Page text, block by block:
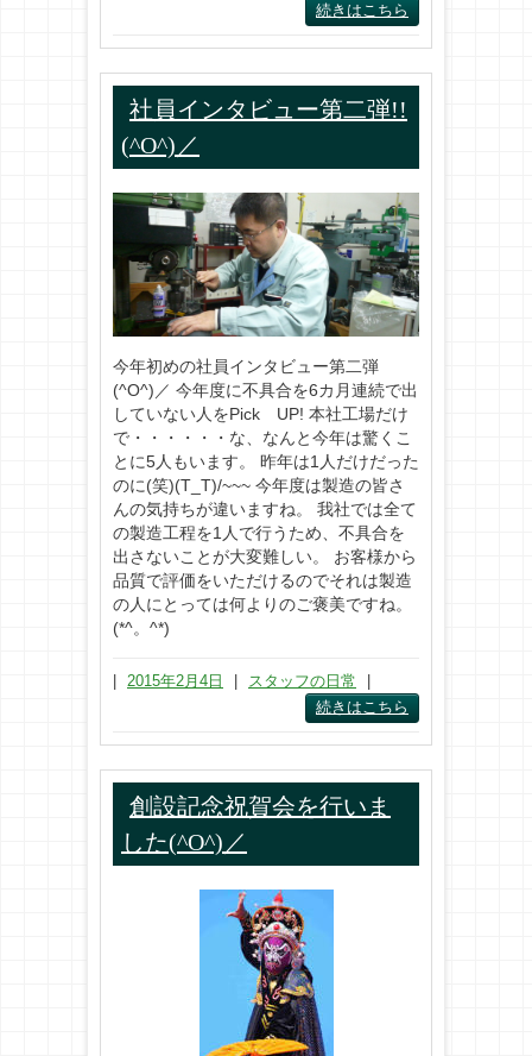
続きはこちら
社員インタビュー第二弾!!
(^O^)／
今年初めの社員インタビュー第二弾
(^O^)／ 今年度に不具合を6カ月連続で出
していない人をPick UP! 本社工場だけ
で・・・・・・な、なんと今年は驚くこ
とに5人もいます。 昨年は1人だけだった
のに(笑)(T_T)/~~~ 今年度は製造の皆さ
んの気持ちが違いますね。 我社では全て
の製造工程を1人で行うため、不具合を
出さないことが大変難しい。 お客様から
品質で評価をいただけるのでそれは製造
の人にとっては何よりのご褒美ですね。
(*^。^*)
2015年2月4日 スタッフの日常
続きはこちら
創設記念祝賀会を行いま
した(^O^)／